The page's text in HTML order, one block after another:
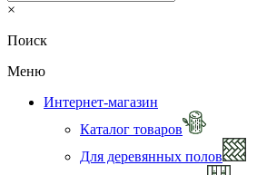
×
Поиск
Меню
Интернет-магазин
Каталог товаров
Для деревянных полов